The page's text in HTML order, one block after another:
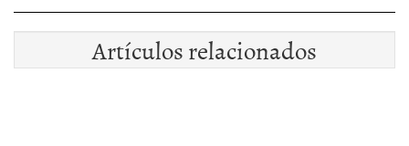
Artículos relacionados